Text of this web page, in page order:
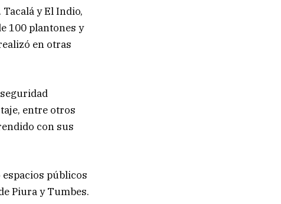
y El Indio,
100 plantones y
en otras
entre otros
con sus
públicos
Piura y Tumbes.